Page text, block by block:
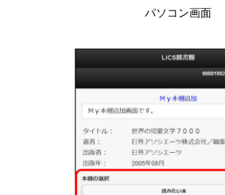
パソコン画面